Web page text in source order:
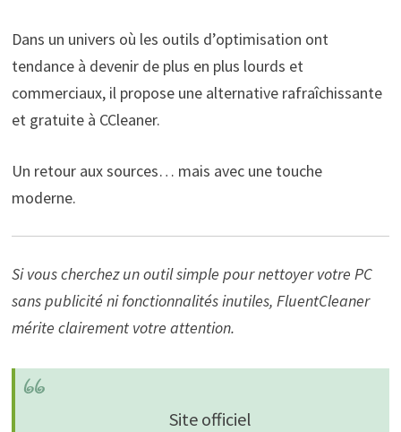
Dans un univers où les outils d’optimisation ont
tendance à devenir de plus en plus lourds et
commerciaux, il propose une alternative rafraîchissante
et gratuite à CCleaner.
Un retour aux sources… mais avec une touche
moderne.
Si vous cherchez un outil simple pour nettoyer votre PC
sans publicité ni fonctionnalités inutiles, FluentCleaner
mérite clairement votre attention.
Site officiel